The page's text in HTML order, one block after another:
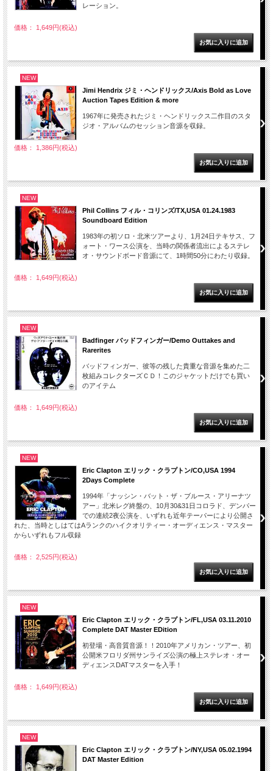
レーション。
価格： 1,649円(税込)
NEW
Jimi Hendrix ジミ・ヘンドリックス/Axis Bold as Love
Auction Tapes Edition & more
1967年に発売されたジミ・ヘンドリックス二作目のスタ
ジオ・アルバムのセッション音源を収録。
価格： 1,386円(税込)
NEW
Phil Collins フィル・コリンズ/TX,USA 01.24.1983
Soundboard Edition
1983年の初ソロ・北米ツアーより、1月24日テキサス、フ
ォート・ワース公演を、当時の関係者流出によるステレ
オ・サウンドボード音源にて、1時間50分にわたり収録。
価格： 1,649円(税込)
NEW
Badfinger バッドフィンガー/Demo Outtakes and
Rarerites
バッドフィンガー、彼等の残した貴重な音源を集めた二
枚組みコレクターズＣＤ！このジャケットだけでも買い
のアイテム
価格： 1,649円(税込)
NEW
Eric Clapton エリック・クラプトン/CO,USA 1994
2Days Complete
1994年「ナッシン・バット・ザ・ブルース・アリーナツ
アー」北米レグ終盤の、10月30&31日コロラド、デンパー
での連続2夜公演を、いずれも近年テーパーにより公開さ
れた、当時としはてはAランクのハイクオリティー・オーディエンス・マスター
からいずれもフル収録
価格： 2,525円(税込)
NEW
Eric Clapton エリック・クラプトン/FL,USA 03.11.2010
Complete DAT Master EDition
初登場・高音質音源！！2010年アメリカン・ツアー、初
公開米フロリダ州サンライズ公演の極上ステレオ・オー
ディエンスDATマスターを入手！
価格： 1,649円(税込)
NEW
Eric Clapton エリック・クラプトン/NY,USA 05.02.1994
DAT Master Edition